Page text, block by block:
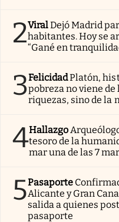
2ViralDejó Madrid
habitantes. Hoy se
“Gané en
3FelicidadPlatón,
pobreza no viene
riquezas, sino de la
4Hallazgo
tesoro de la
mar una de las 7
5Pasaporte
Alicante y Gran
salida a quienes
pasaporte